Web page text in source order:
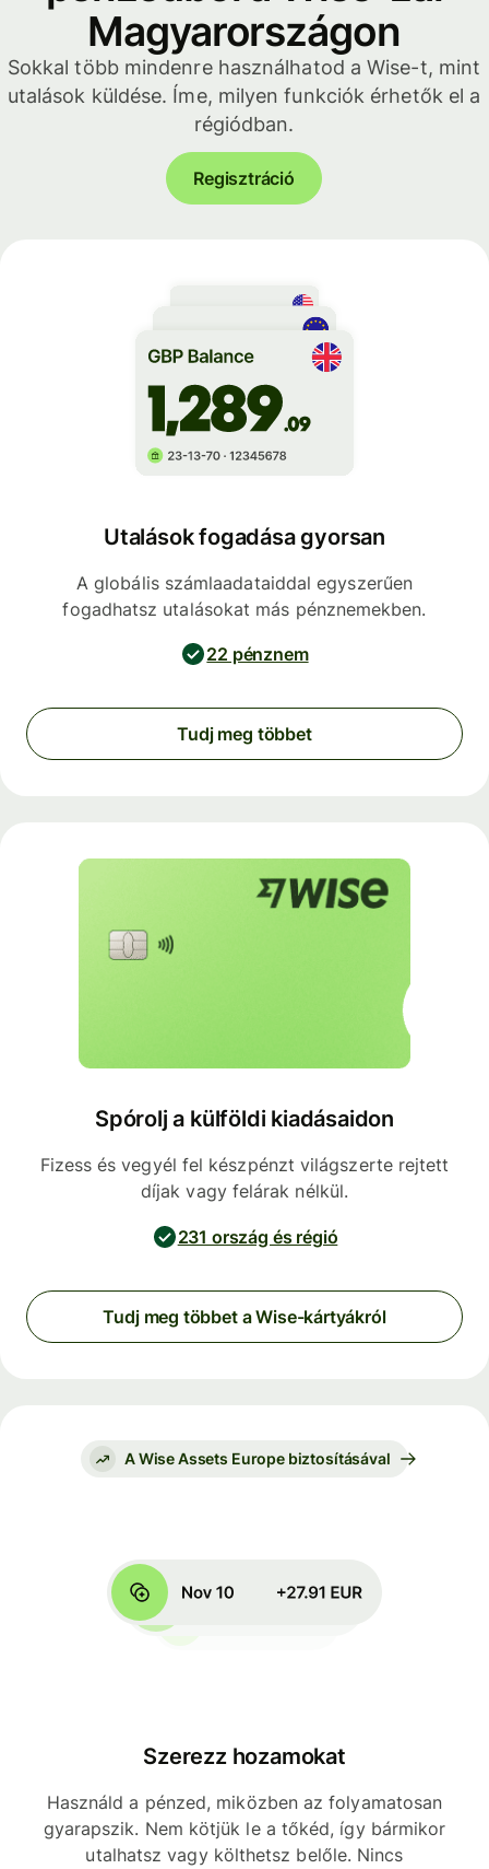
Magyarországon
Sokkal több mindenre használhatod a Wise-t, mint
utalások küldése. Íme, milyen funkciók érhetők el a
régiódban.
Regisztráció
Utalások fogadása gyorsan
A globális számlaadataiddal egyszerűen
fogadhatsz utalásokat más pénznemekben.
22 pénznem
Tudj meg többet
Spórolj a külföldi kiadásaidon
Fizess és vegyél fel készpénzt világszerte rejtett
díjak vagy felárak nélkül.
231 ország és régió
Tudj meg többet a Wise-kártyákról
A Wise Assets Europe biztosításával
Szerezz hozamokat
Használd a pénzed, miközben az folyamatosan
gyarapszik. Nem kötjük le a tőkéd, így bármikor
utalhatsz vagy költhetsz belőle. Nincs